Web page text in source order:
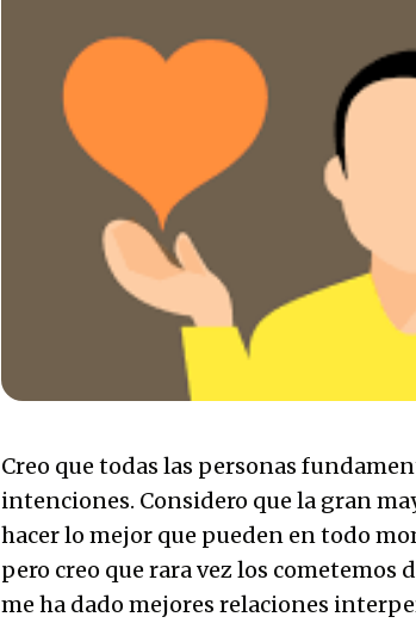
Creo que todas las personas
intenciones. Considero que la gran
hacer lo mejor que pueden en todo
pero creo que rara vez los cometemos
me ha dado mejores relaciones